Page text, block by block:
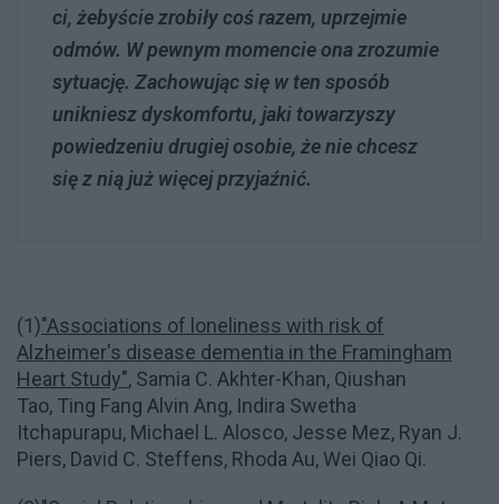
ci, żebyście zrobiły coś razem, uprzejmie
odmów. W pewnym momencie ona zrozumie
sytuację. Zachowując się w ten sposób
unikniesz dyskomfortu, jaki towarzyszy
powiedzeniu drugiej osobie, że nie chcesz
się z nią już więcej przyjaźnić.
(1)"Associations of loneliness with risk of
Alzheimer's disease dementia in the Framingham
Heart Study", Samia C. Akhter-Khan, Qiushan
Tao, Ting Fang Alvin Ang, Indira Swetha
Itchapurapu, Michael L. Alosco, Jesse Mez, Ryan J.
Piers, David C. Steffens, Rhoda Au, Wei Qiao Qi.